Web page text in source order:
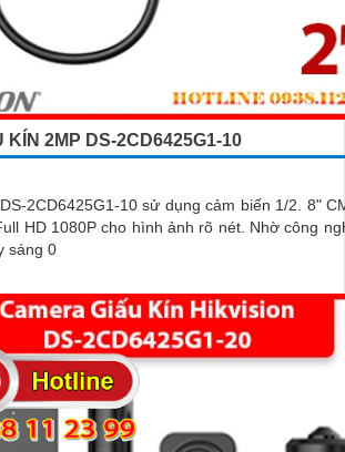
KÍN 2MP DS-2CD6425G1-10
2CD6425G1-10 sử dụng cảm biến 1/2. 8"
cho hình ảnh rõ nét. Nhờ công nghệ WDR
sáng 0